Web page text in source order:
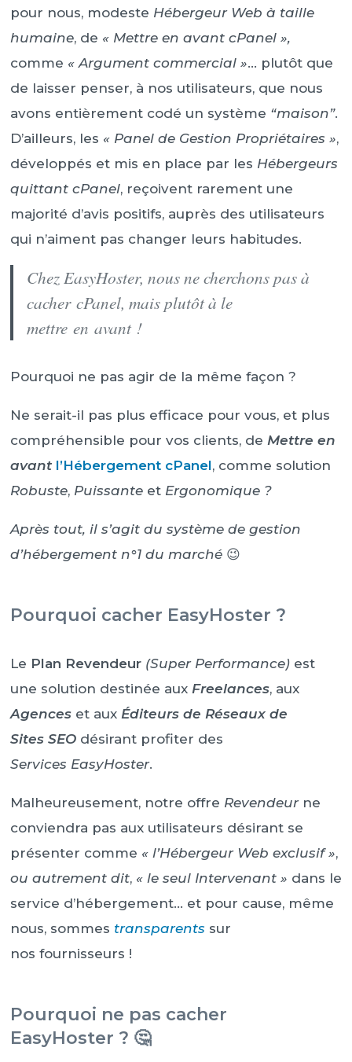
pour nous, modeste Hébergeur Web à taille
humaine, de « Mettre en avant cPanel »,
comme « Argument commercial »… plutôt que
de laisser penser, à nos utilisateurs, que nous
avons entièrement codé un système “maison”.
D’ailleurs, les « Panel de Gestion Propriétaires »,
développés et mis en place par les Hébergeurs
quittant cPanel, reçoivent rarement une
majorité d’avis positifs, auprès des utilisateurs
qui n’aiment pas changer leurs habitudes.
Chez EasyHoster, nous ne cherchons pas à
cacher cPanel, mais plutôt à le
mettre en avant !
Pourquoi ne pas agir de la même façon ?
Ne serait-il pas plus efficace pour vous, et plus
compréhensible pour vos clients, de Mettre en
avant l’Hébergement cPanel, comme solution
Robuste, Puissante et Ergonomique ?
Après tout, il s’agit du système de gestion
d’hébergement n°1 du marché 😉
Pourquoi cacher EasyHoster ?
Le Plan Revendeur (Super Performance) est
une solution destinée aux Freelances, aux
Agences et aux Éditeurs de Réseaux de
Sites SEO désirant profiter des
Services EasyHoster.
Malheureusement, notre offre Revendeurne
conviendra pas aux utilisateurs désirant se
présenter comme « l’Hébergeur Web exclusif »,
ou autrement dit, « le seul Intervenant » dans le
service d’hébergement… et pour cause, même
nous, sommes transparents sur
nos fournisseurs !
Pourquoi ne pas cacher
EasyHoster ? 🤔